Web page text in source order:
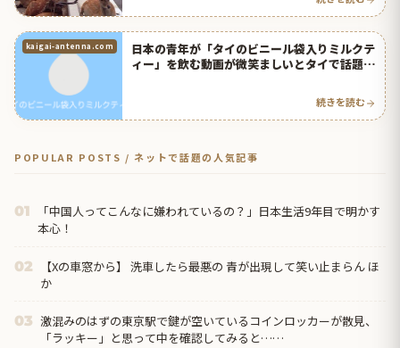
kaigai-antenna.com
日本の青年が「タイのビニール袋入りミルクテ
ィー」を飲む動画が微笑ましいとタイで話題
続きを読む
POPULAR POSTS / ネットで話題の人気記事
01
「中国人ってこんなに嫌われているの？」日本生活9年目で明かす
本心！
02
【Xの車窓から】 洗車したら最悪の 青が出現して笑い止まらん ほ
か
03 激混みのはずの東京駅で鍵が空いているコインロッカーが散見、
「ラッキー」と思って中を確認してみると……